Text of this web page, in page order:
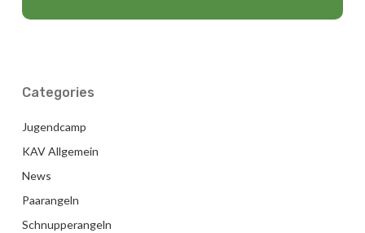
Categories
Jugendcamp
KAV Allgemein
News
Paarangeln
Schnupperangeln